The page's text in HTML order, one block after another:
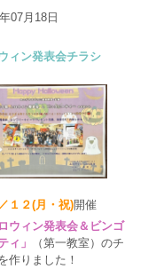
07月18日
ィン発表会チラシ
１２(月・祝)開催
ロウィン発表会＆ビンゴ
ィ」
（第一教室）のチ
作りました！